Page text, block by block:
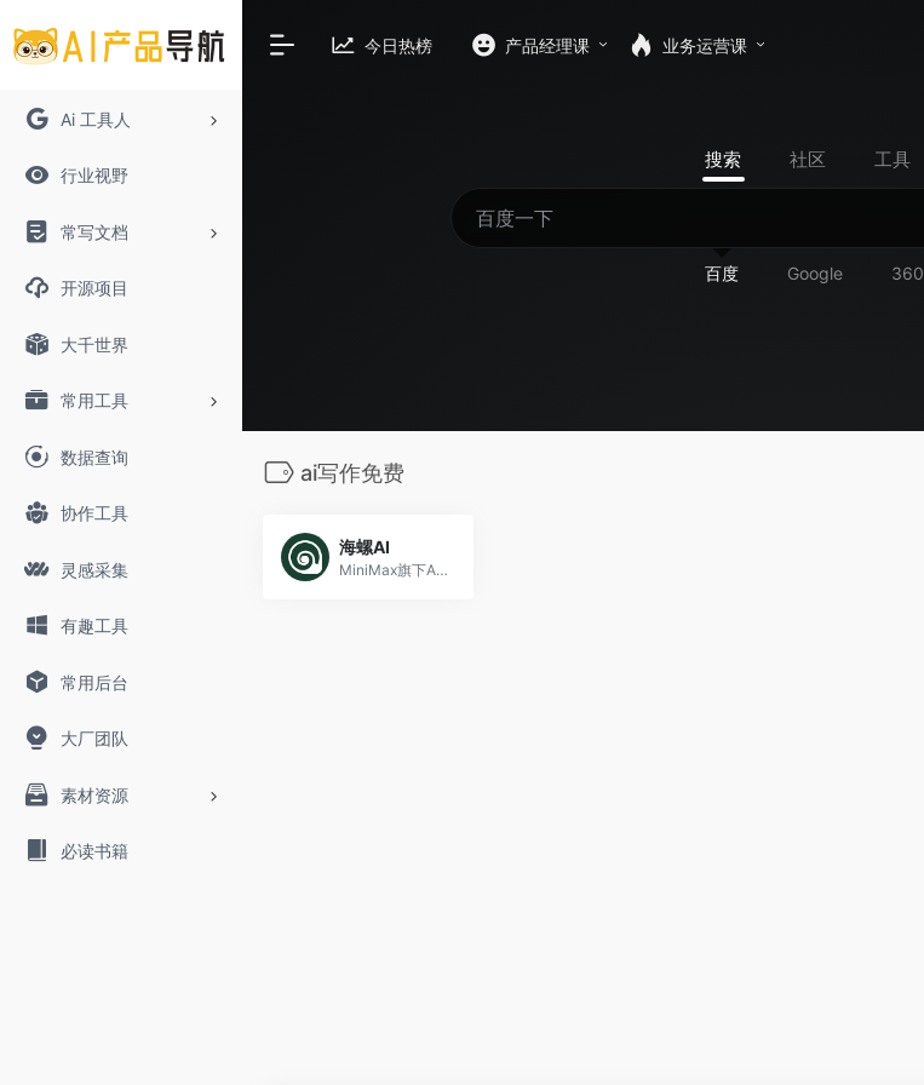
Ai 工具人
行业视野
常写文档
开源项目
大千世界
常用工具
数据查询
协作工具
灵感采集
有趣工具
常用后台
大厂团队
素材资源
必读书籍
今日热榜 产品经理课 业务运营课
搜索 社区 工具
百度 Google 360
ai写作免费
海螺AI
MiniMax旗下AI视频工具